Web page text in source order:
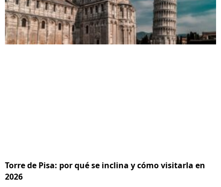
Torre de Pisa: por qué se inclina y cómo visitarla en
2026